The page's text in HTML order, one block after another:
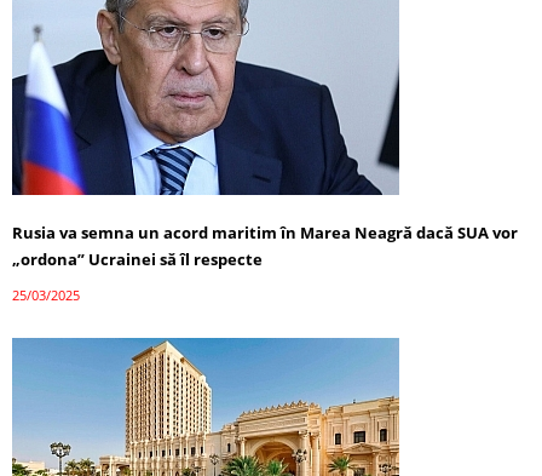
Rusia va semna un acord maritim în Marea Neagră dacă SUA vor
„ordona” Ucrainei să îl respecte
25/03/2025